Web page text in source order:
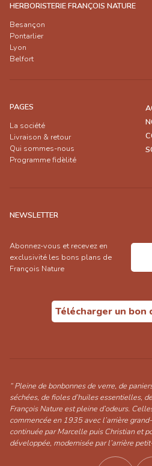
HERBORISTERIE FRANÇOIS NATURE
Besançon
Pontarlier
Lyon
Belfort
PAGES
La société
Livraison & retour
Qui sommes-nous
Programme fidèlité
NEWSLETTER
Abonnez-vous et recevez en
exclusivité les bons plans de
François Nature
Télécharger un bon
“ Pleine de bonbonnes de verre, de
séchées, de fioles d’huiles essentielles,
François Nature est pleine d’odeurs.
commencée en 1935 avec l’arrière
continuée par Marcelle puis Christian et
développée, modernisée par l’arrière